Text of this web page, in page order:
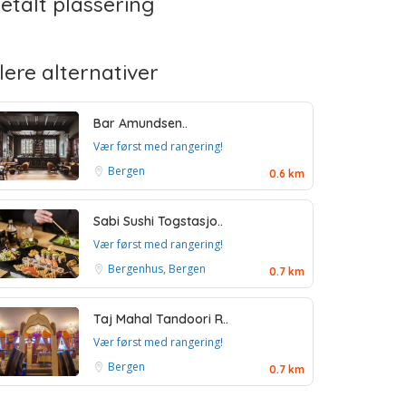
alternativer
Bar Amundsen..
Vær først med rangering!
Bergen
0.6 km
Sabi Sushi Togstasjo..
Vær først med rangering!
Bergenhus, Bergen
0.7 km
Taj Mahal Tandoori R..
Vær først med rangering!
Bergen
0.7 km